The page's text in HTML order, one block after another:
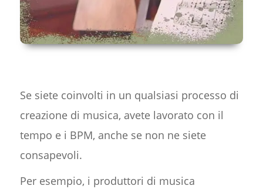
Se siete coinvolti in un qualsiasi processo di
creazione di musica, avete lavorato con il
tempo e i BPM, anche se non ne siete
consapevoli.
Per esempio, i produttori di musica